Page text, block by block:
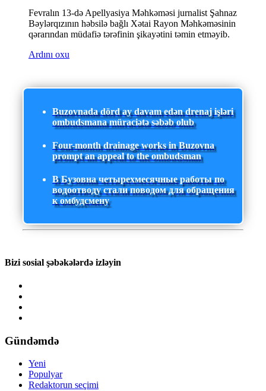
Fevralın 13-də Apellyasiya Məhkəməsi jurnalist Şahnaz
Bəylərqızının həbsilə bağlı Xətai Rayon Məhkəməsinin
qərarından müdafiə tərəfinin şikayətini təmin etməyib.
Ardını oxu
Buzovnada dörd ay davam edən drenaj işləri
ombudsmana müraciətə səbəb olub
Four-month drainage works in Buzovna
prompt an appeal to the ombudsman
В Бузовна четырехмесячные работы по
водоотводу стали поводом для обращения
к омбудсмену
Bizi sosial şəbəkələrdə izləyin
Gündəmdə
Yeni
Populyar
Redaktorun seçimi